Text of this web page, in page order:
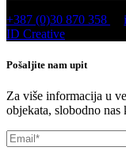
+387 (0)30 870 358
ID Creative
Pošaljite nam upit
Za više informacija u
objekata, slobodno nas